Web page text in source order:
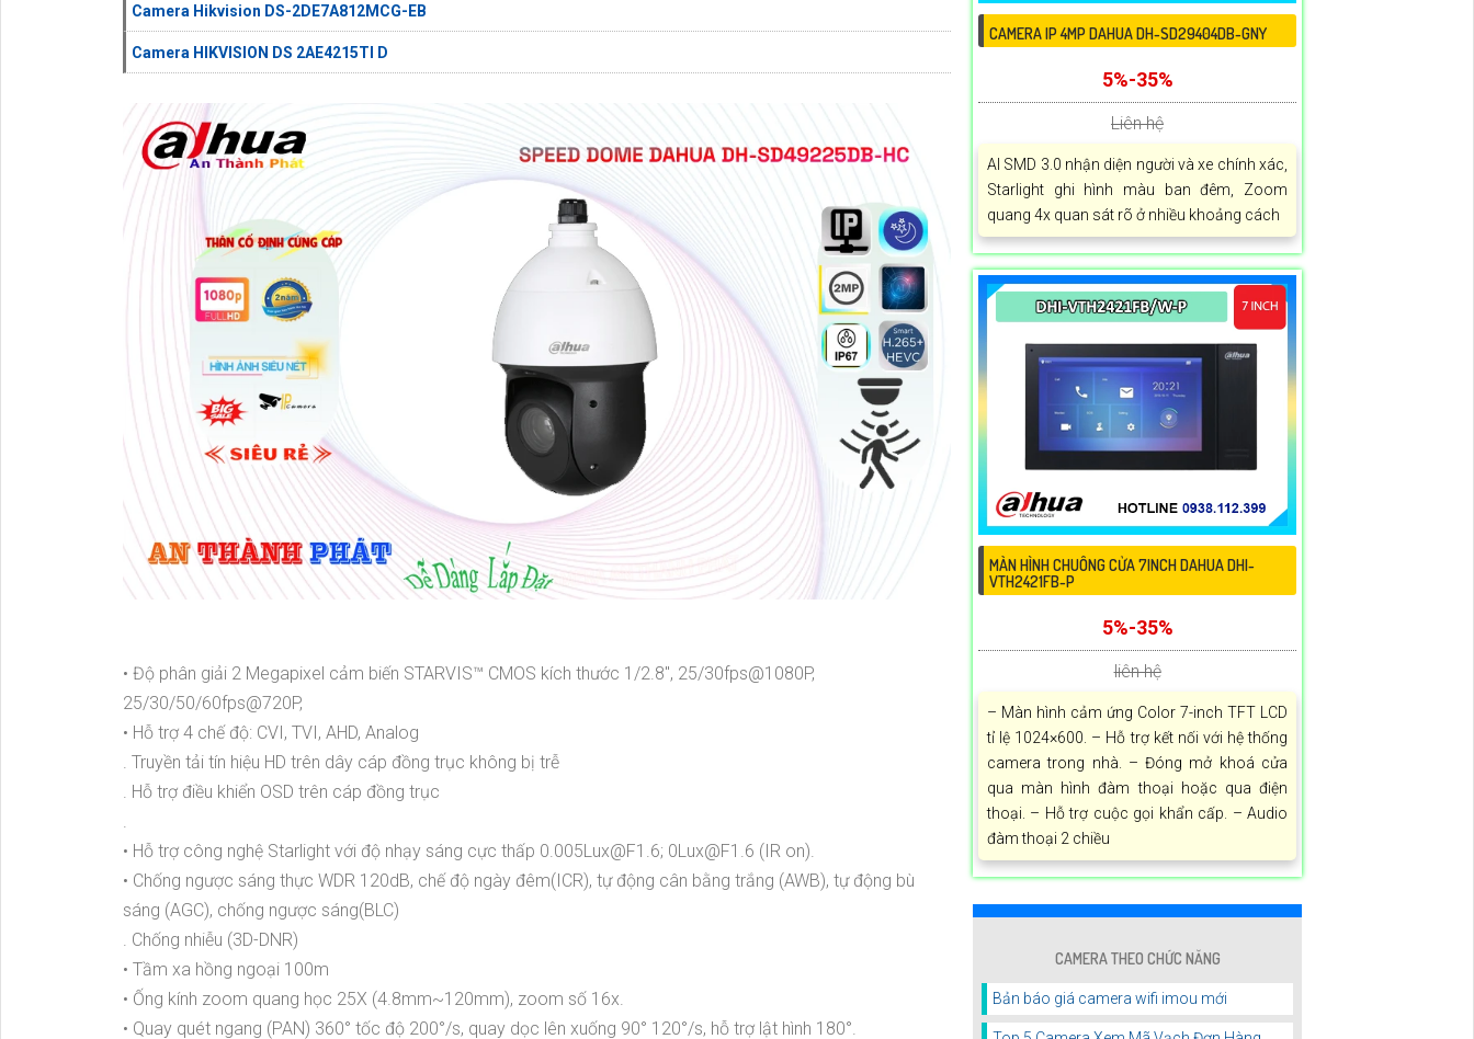
Camera Hikvision DS-2DE7A812MCG-EB
Camera HIKVISION DS 2AE4215TI D
• Độ phân giải 2 Megapixel cảm biến STARVIS™ CMOS kích thước 1/2.8", 25/30fps@1080P,
25/30/50/60fps@720P,
• Hỗ trợ 4 chế độ: CVI, TVI, AHD, Analog
. Truyền tải tín hiệu HD trên dây cáp đồng trục không bị trễ
. Hỗ trợ điều khiển OSD trên cáp đồng trục
.
• Hỗ trợ công nghệ Starlight với độ nhạy sáng cực thấp 0.005Lux@F1.6; 0Lux@F1.6 (IR on).
• Chống ngược sáng thực WDR 120dB, chế độ ngày đêm(ICR), tự động cân bằng trắng (AWB), tự động bù
sáng (AGC), chống ngược sáng(BLC)
. Chống nhiễu (3D-DNR)
• Tầm xa hồng ngoại 100m
• Ống kính zoom quang học 25X (4.8mm~120mm), zoom số 16x.
• Quay quét ngang (PAN) 360° tốc độ 200°/s, quay dọc lên xuống 90° 120°/s, hỗ trợ lật hình 180°.
CAMERA IP 4MP DAHUA DH-SD29404DB-GNY
5%-35%
Liên hệ
AI SMD 3.0 nhận diện người và xe chính xác,
Starlight ghi hình màu ban đêm, Zoom
quang 4x quan sát rõ ở nhiều khoảng cách
MÀN HÌNH CHUÔNG CỬA 7INCH DAHUA DHI-
VTH2421FB-P
5%-35%
liên hệ
– Màn hình cảm ứng Color 7-inch TFT LCD
tỉ lệ 1024×600. – Hỗ trợ kết nối với hệ thống
camera trong nhà. – Đóng mở khoá cửa
qua màn hình đàm thoại hoặc qua điện
thoại. – Hỗ trợ cuộc gọi khẩn cấp. – Audio
đàm thoại 2 chiều
CAMERA THEO CHỨC NĂNG
Bản báo giá camera wifi imou mới